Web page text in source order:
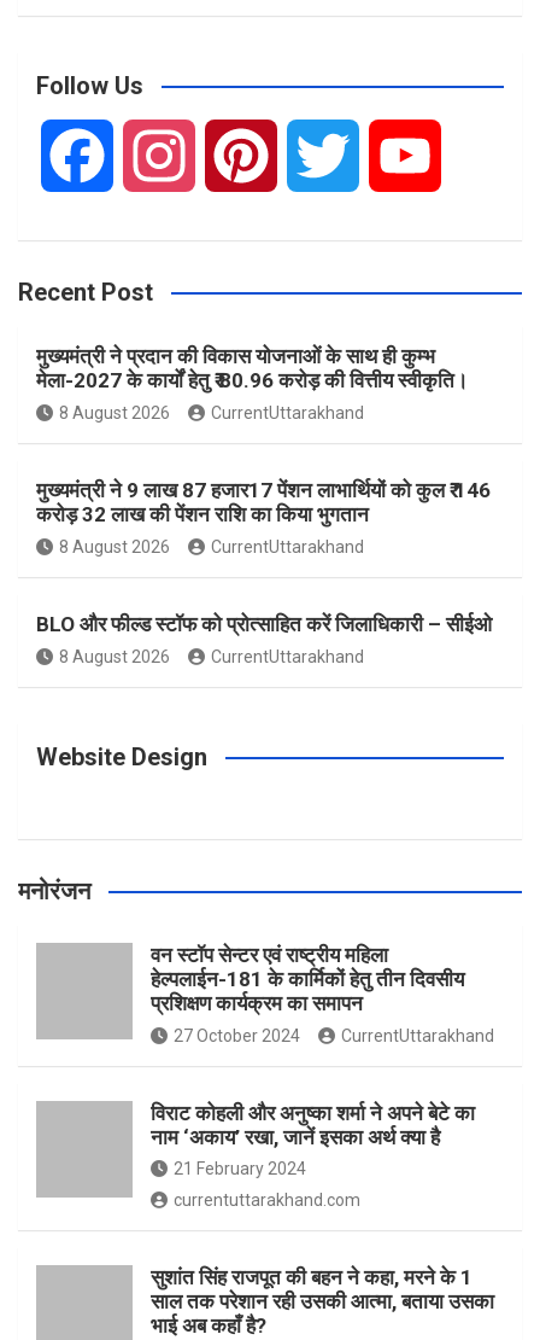
a
c
Follow Us
c
e
b
o
k
s
t
a
g
a
n
t
e
r
s
i
t
t
e
u
T
u
Recent Post
मुख्यमंत्री ने प्रदान की विकास योजनाओं के साथ ही कुम्भ
मेला-2027 के कार्यों हेतु ₹ 80.96 करोड़ की वित्तीय स्वीकृति।
8 August 2026 CurrentUttarakhand
मुख्यमंत्री ने 9 लाख 87 हजार17 पेंशन लाभार्थियों को कुल ₹ 146
करोड़ 32 लाख की पेंशन राशि का किया भुगतान
8 August 2026 CurrentUttarakhand
BLO और फील्ड स्टॉफ को प्रोत्साहित करें जिलाधिकारी – सीईओ
8 August 2026 CurrentUttarakhand
Website Design
मनोरंजन
वन स्टॉप सेन्टर एवं राष्ट्रीय महिला
हेल्पलाईन-181 के कार्मिकों हेतु तीन दिवसीय
प्रशिक्षण कार्यक्रम का समापन
27 October 2024 CurrentUttarakhand
विराट कोहली और अनुष्का शर्मा ने अपने बेटे का
नाम ‘अकाय’ रखा, जानें इसका अर्थ क्‍या है
21 February 2024
currentuttarakhand.com
सुशांत सिंह राजपूत की बहन ने कहा, मरने के 1
साल तक परेशान रही उसकी आत्मा, बताया उसका
भाई अब कहाँ है?